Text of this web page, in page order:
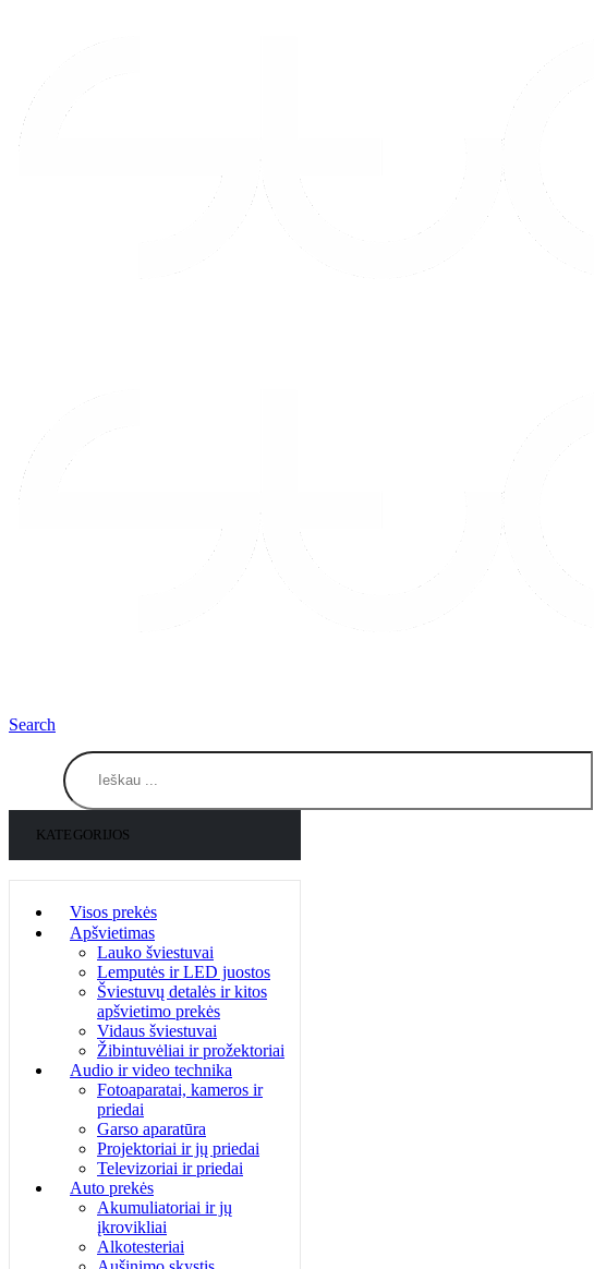
Search
KATEGORIJOS
Visos prekės
Apšvietimas
Lauko šviestuvai
Lemputės ir LED juostos
Šviestuvų detalės ir kitos
apšvietimo prekės
Vidaus šviestuvai
Žibintuvėliai ir prožektoriai
Audio ir video technika
Fotoaparatai, kameros ir
priedai
Garso aparatūra
Projektoriai ir jų priedai
Televizoriai ir priedai
Auto prekės
Akumuliatoriai ir jų
įkrovikliai
Alkotesteriai